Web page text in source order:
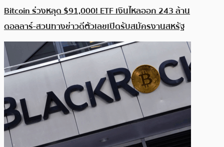
Bitcoin ร่วงหลุด $91,000! ETF เงินไหลออก 243 ล้าน
ดอลลาร์-สวนทางข่าวดีตัวเลขเปิดรับสมัครงานสหรัฐ